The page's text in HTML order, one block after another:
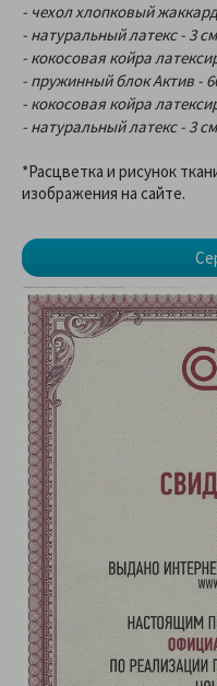
- чехол хлопковый
- натуральный латекс - 3 см
- кокосовая койра
- пружинный блок Актив -
- кокосовая койра
- натуральный латекс - 3 см
*Расцветка и рисунок
изображения на сайте.